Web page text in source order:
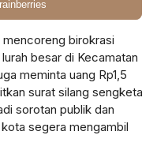
birokrasi
besar di Kecamatan
meminta uang Rp1,5
surat silang sengketa
sorotan publik dan
segera mengambil